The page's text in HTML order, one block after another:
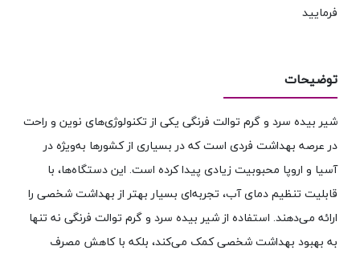
فرمایید
توضیحات
شیر بیده سرد و گرم توالت فرنگی یکی از تکنولوژی‌های نوین و راحت
در عرصه بهداشت فردی است که در بسیاری از کشورها به‌ویژه در
آسیا و اروپا محبوبیت زیادی پیدا کرده است. این دستگاه‌ها، با
قابلیت تنظیم دمای آب، تجربه‌ای بسیار بهتر از بهداشت شخصی را
ارائه می‌دهند. استفاده از شیر بیده سرد و گرم توالت فرنگی نه تنها
به بهبود بهداشت شخصی کمک می‌کند، بلکه با کاهش مصرف